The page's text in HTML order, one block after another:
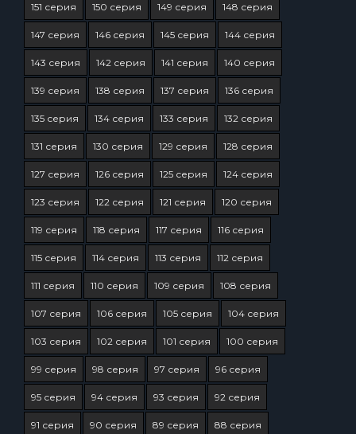
151 серия 150 серия 149 серия 148 серия
147 серия 146 серия 145 серия 144 серия
143 серия 142 серия 141 серия 140 серия
139 серия 138 серия 137 серия 136 серия
135 серия 134 серия 133 серия 132 серия
131 серия 130 серия 129 серия 128 серия
127 серия 126 серия 125 серия 124 серия
123 серия 122 серия 121 серия 120 серия
119 серия 118 серия 117 серия 116 серия
115 серия 114 серия 113 серия 112 серия
111 серия 110 серия 109 серия 108 серия
107 серия 106 серия 105 серия 104 серия
103 серия 102 серия 101 серия 100 серия
99 серия 98 серия 97 серия 96 серия
95 серия 94 серия 93 серия 92 серия
91 серия 90 серия 89 серия 88 серия